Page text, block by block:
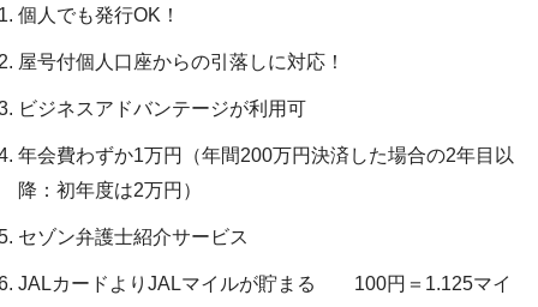
個人でも発行OK！
屋号付個人口座からの引落しに対応！
ビジネスアドバンテージが利用可
年会費わずか1万円（年間200万円決済した場合の2年目以
降：初年度は2万円）
セゾン弁護士紹介サービス
JALカードよりJALマイルが貯まる 100円＝1.125マイ